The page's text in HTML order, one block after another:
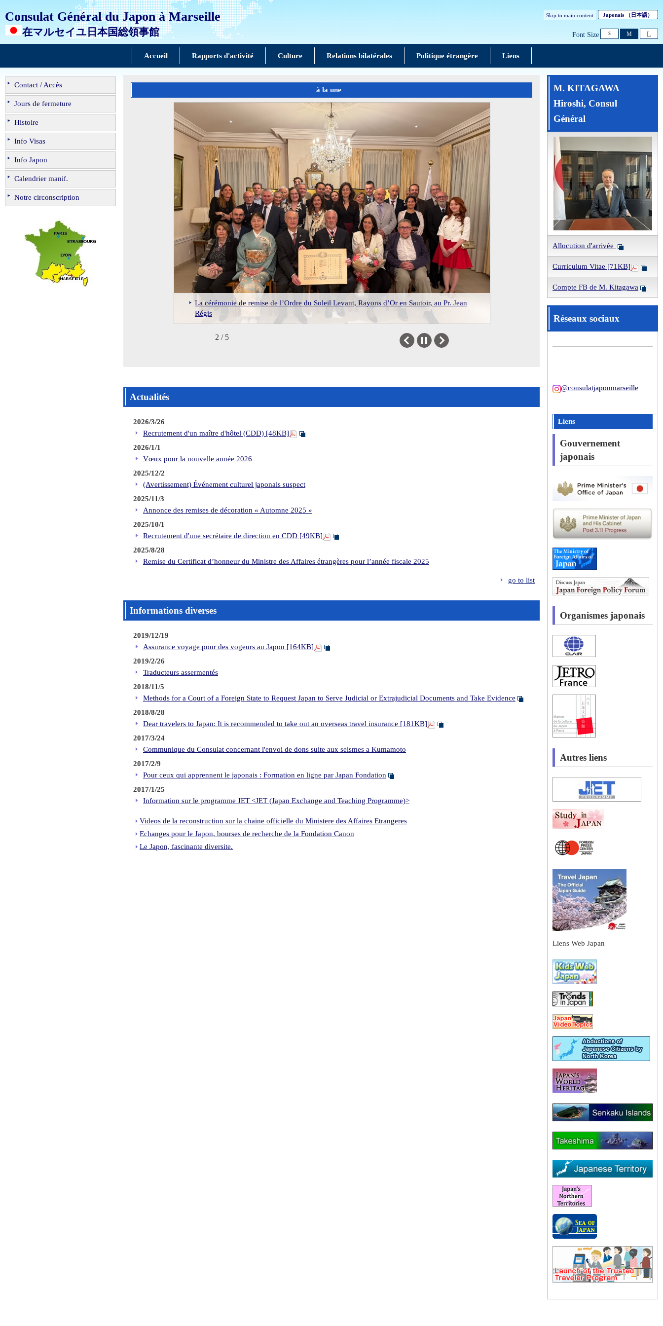
Consulat Général du Japon à Marseille
在マルセイユ日本国総領事館
Skip to main content Japonais （日本語）
Font Size S M L
Accueil Rapports d'activité Culture Relations bilatérales Politique étrangère Liens
Contact / Accès
Jours de fermeture
Histoire
Info Visas
Info Japon
Calendrier manif.
Notre circonscription
à la une
La réception en l'honneur de l'architecte Kengo Kuma
La cérémonie de remise de l’Ordre du Soleil Levant, Rayons d’Or en Sautoir, au Pr. Jean
Régis
Opening Night du Marché du Film - Festival de Cannes
L'événement de promotion touristique
Sakura Matsuri à Nice
2 / 5 Previous Next
Actualités
2026/3/26
Recrutement d'un maître d'hôtel (CDD) [48KB]
2026/1/1
Vœux pour la nouvelle année 2026
2025/12/2
(Avertissement) Événement culturel japonais suspect
2025/11/3
Annonce des remises de décoration « Automne 2025 »
2025/10/1
Recrutement d'une secrétaire de direction en CDD [49KB]
2025/8/28
Remise du Certificat d’honneur du Ministre des Affaires étrangères pour l’année fiscale 2025
go to list
Informations diverses
2019/12/19
Assurance voyage pour des vogeurs au Japon [164KB]
2019/2/26
Traducteurs assermentés
2018/11/5
Methods for a Court of a Foreign State to Request Japan to Serve Judicial or Extrajudicial Documents and Take Evidence
2018/8/28
Dear travelers to Japan: It is recommended to take out an overseas travel insurance [181KB]
2017/3/24
Communique du Consulat concernant l'envoi de dons suite aux seismes a Kumamoto
2017/2/9
Pour ceux qui apprennent le japonais : Formation en ligne par Japan Fondation
2017/1/25
Information sur le programme JET <JET (Japan Exchange and Teaching Programme)>
Videos de la reconstruction sur la chaine officielle du Ministere des Affaires Etrangeres
Echanges pour le Japon, bourses de recherche de la Fondation Canon
Le Japon, fascinante diversite.
M. KITAGAWA
Hiroshi, Consul
Général
Allocution d'arrivée
Curriculum Vitae [71KB]
Compte FB de M. Kitagawa
Réseaux sociaux
@consulatjaponmarseille
Liens
Gouvernement
japonais
Organismes japonais
Autres liens
Liens Web Japan